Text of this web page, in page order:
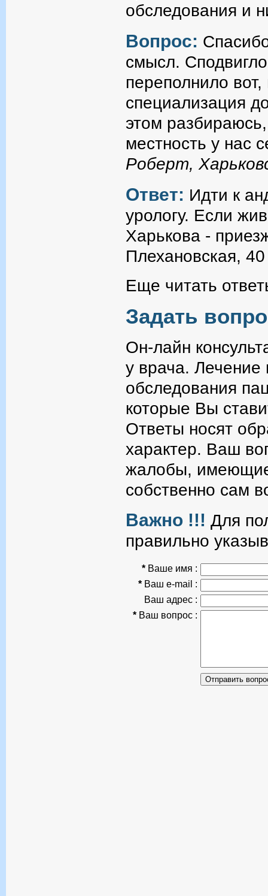
обследования и
Вопрос:
смысл.
переполнило
специализация
этом
местность у нас
Роберт,
Ответ: Идти к
урологу. Если
Харькова -
Плехановская,
Еще читать
Задать
Он-лайн
у врача. Лечение
обследования
которые Вы
Ответы носят
характер. Ваш
жалобы,
собственно сам
Важно !!! Для
правильно
* Ваше имя :
* Ваш e-mail :
Ваш адрес :
* Ваш вопрос :